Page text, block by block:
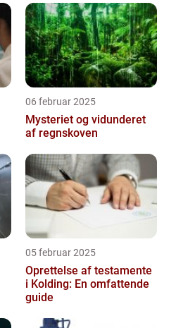
06 februar 2025
Mysteriet og vidunderet
af regnskoven
05 februar 2025
Oprettelse af testamente
i Kolding: En omfattende
guide